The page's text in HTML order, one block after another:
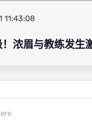
11:43:08
浓眉与教练发生